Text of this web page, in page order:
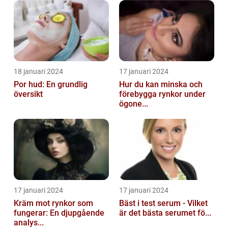
18 januari 2024
Por hud: En grundlig
översikt
17 januari 2024
Hur du kan minska och
förebygga rynkor under
ögone...
17 januari 2024
Kräm mot rynkor som
fungerar: En djupgående
analys...
17 januari 2024
Bäst i test serum - Vilket
är det bästa serumet fö...